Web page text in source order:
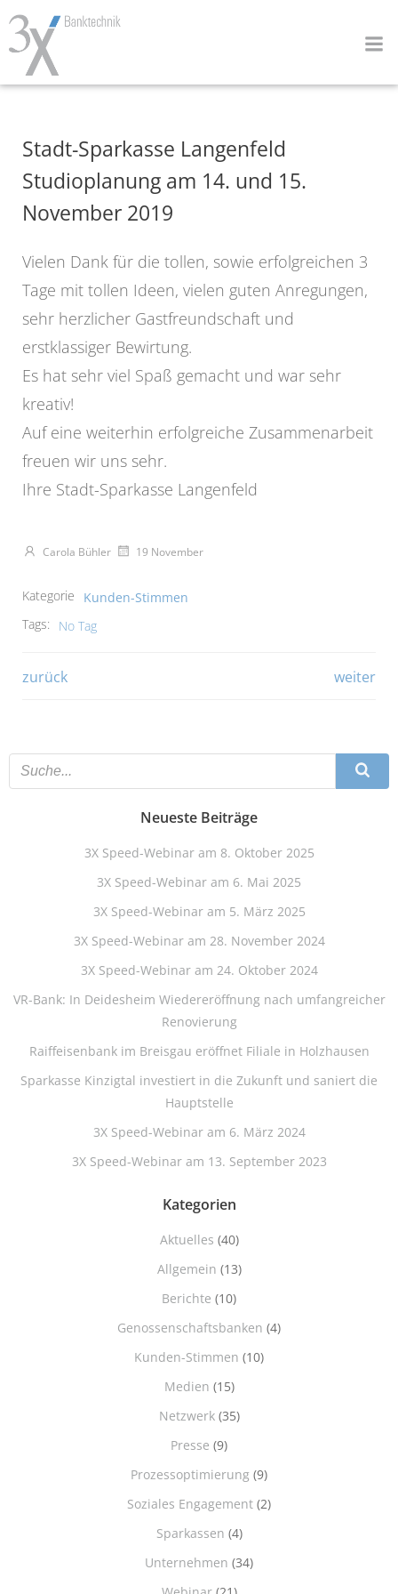
Stadt-Sparkasse Langenfeld
Studioplanung am 14. und 15.
November 2019
Vielen Dank für die tollen, sowie erfolgreichen 3
Tage mit tollen Ideen, vielen guten Anregungen,
sehr herzlicher Gastfreundschaft und
erstklassiger Bewirtung.
Es hat sehr viel Spaß gemacht und war sehr
kreativ!
Auf eine weiterhin erfolgreiche Zusammenarbeit
freuen wir uns sehr.
Ihre Stadt-Sparkasse Langenfeld
Carola Bühler 19 November
Kategorie
Kunden-Stimmen
Tags:
No Tag
Beitragsnavigation
zurück weiter
Neueste Beiträge
3X Speed-Webinar am 8. Oktober 2025
3X Speed-Webinar am 6. Mai 2025
3X Speed-Webinar am 5. März 2025
3X Speed-Webinar am 28. November 2024
3X Speed-Webinar am 24. Oktober 2024
VR-Bank: In Deidesheim Wiedereröffnung nach umfangreicher
Renovierung
Raiffeisenbank im Breisgau eröffnet Filiale in Holzhausen
Sparkasse Kinzigtal investiert in die Zukunft und saniert die
Hauptstelle
3X Speed-Webinar am 6. März 2024
3X Speed-Webinar am 13. September 2023
Kategorien
Aktuelles (40)
Allgemein (13)
Berichte (10)
Genossenschaftsbanken (4)
Kunden-Stimmen (10)
Medien (15)
Netzwerk(35)
Presse (9)
Prozessoptimierung (9)
Soziales Engagement (2)
Sparkassen (4)
Unternehmen (34)